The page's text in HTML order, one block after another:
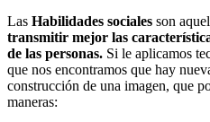
Las Habilidades sociales son
transmitir mejor las
de las personas. Si le aplicamos
que nos encontramos que hay
construcción de una imagen, que
maneras: